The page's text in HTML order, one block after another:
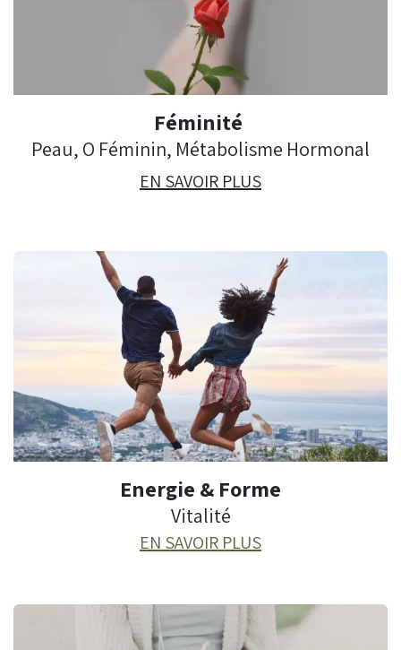
Féminité
Peau, O Féminin, Métabolisme Hormonal
EN SAVOIR PLUS
Energie & Forme
Vitalité
EN SAVOIR PLUS